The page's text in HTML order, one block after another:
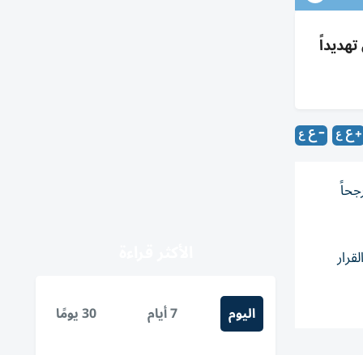
اليوم 7 أيام 30 يومًا